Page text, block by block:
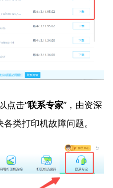
点击“联系专家”，由资深
类打印机故障问题。